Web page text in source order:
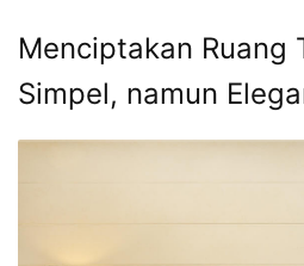
Menciptakan Ruang
Simpel, namun